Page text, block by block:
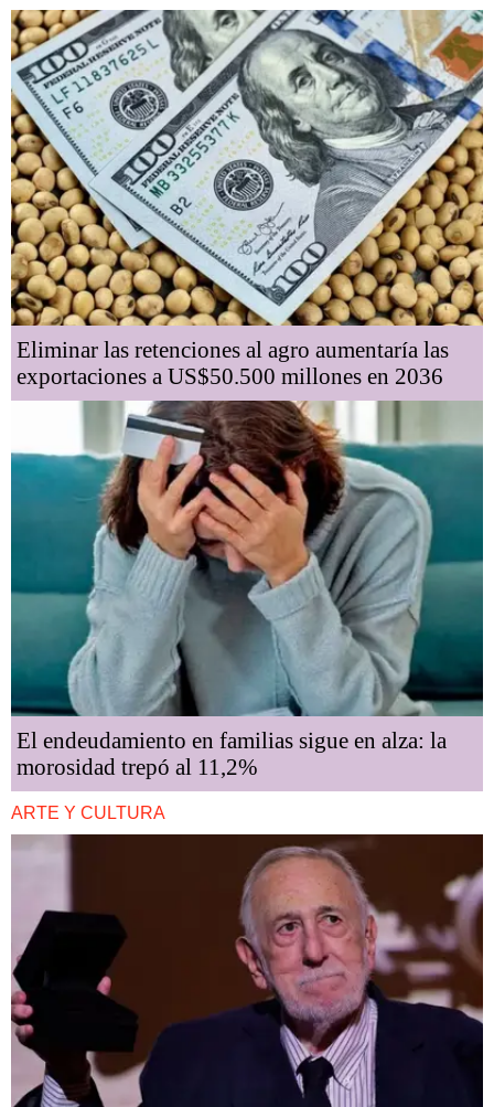
Eliminar las retenciones al agro aumentaría las
exportaciones a US$50.500 millones en 2036
El endeudamiento en familias sigue en alza: la
morosidad trepó al 11,2%
ARTE Y CULTURA